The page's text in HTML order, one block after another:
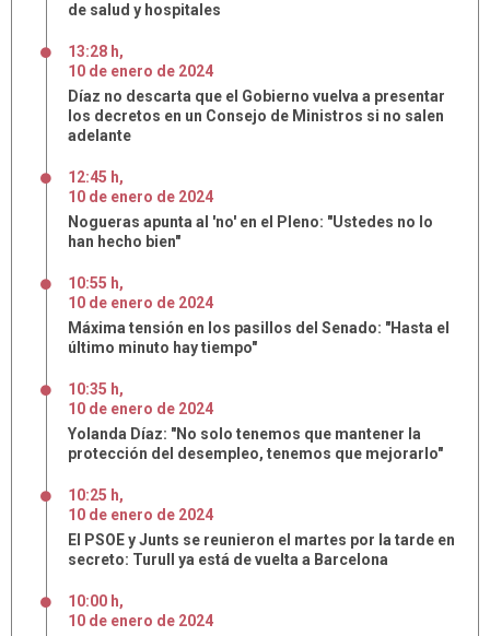
de salud y hospitales
13:28 h,
10 de enero de 2024
Díaz no descarta que el Gobierno vuelva a presentar
los decretos en un Consejo de Ministros si no salen
adelante
12:45 h,
10 de enero de 2024
Nogueras apunta al 'no' en el Pleno: "Ustedes no lo
han hecho bien"
10:55 h,
10 de enero de 2024
Máxima tensión en los pasillos del Senado: "Hasta el
último minuto hay tiempo"
10:35 h,
10 de enero de 2024
Yolanda Díaz: "No solo tenemos que mantener la
protección del desempleo, tenemos que mejorarlo"
10:25 h,
10 de enero de 2024
El PSOE y Junts se reunieron el martes por la tarde en
secreto: Turull ya está de vuelta a Barcelona
10:00 h,
10 de enero de 2024